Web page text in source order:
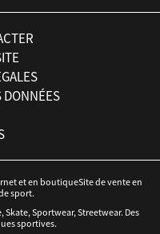
DONNÉES
et en boutiqueSite de vente en
sport.
Sportwear, Streetwear. Des
sportives.